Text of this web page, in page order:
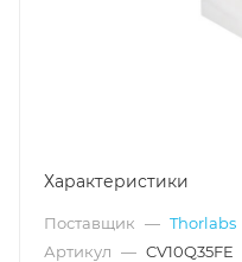
Характеристики
Поставщик — Thorlabs
Артикул — CV10Q35FE